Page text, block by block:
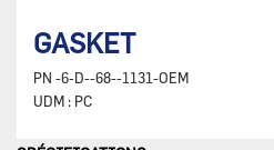
GASKET
PN -6-D--68--1131-OEM
UDM : PC